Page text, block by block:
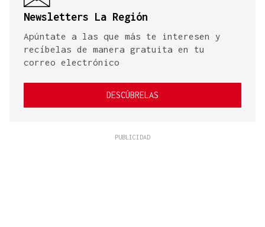
Newsletters La Región
Apúntate a las que más te interesen y
recíbelas de manera gratuita en tu
correo electrónico
DESCÚBRELAS